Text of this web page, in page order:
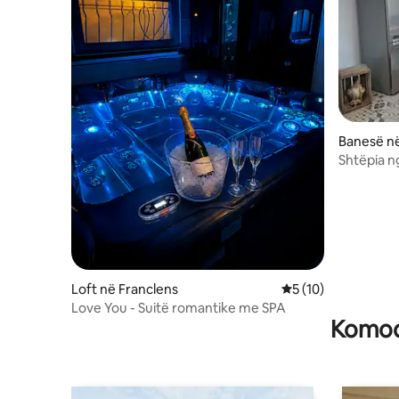
Loft në Franclens Vlerësimi mesatar
5 (10)
Love You - Suitë romantike me SPA
Banesë
Shtëpia